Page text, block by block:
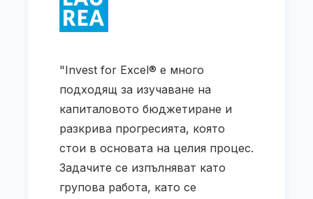
"Invest for Excel® е много
подходящ за изучаване на
капиталовото бюджетиране и
разкрива прогресията, която
стои в основата на целия процес.
Задачите се изпълняват като
групова работа, като се